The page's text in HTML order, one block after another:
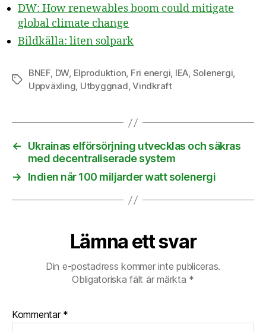
DW: How renewables boom could mitigate
global climate change
Bildkälla: liten solpark
Etiketter
BNEF, DW, Elproduktion, Fri energi, IEA, Solenergi,
Uppväxling, Utbyggnad,Vindkraft
←
Ukrainas elförsörjning utvecklas och säkras
med decentraliserade system
→
Indien når 100 miljarder watt solenergi
Lämna ett svar
Din e-postadress kommer inte publiceras.
Obligatoriska fält är märkta *
Kommentar *